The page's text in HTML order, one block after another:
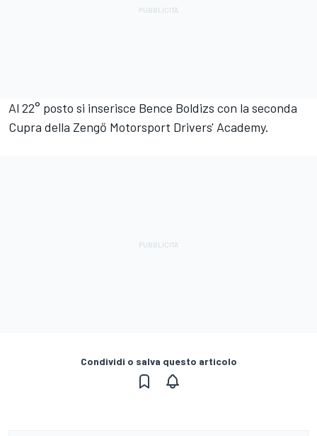
Al 22° posto si inserisce Bence Boldizs con la seconda
Cupra della Zengő Motorsport Drivers' Academy.
Condividi o salva questo articolo